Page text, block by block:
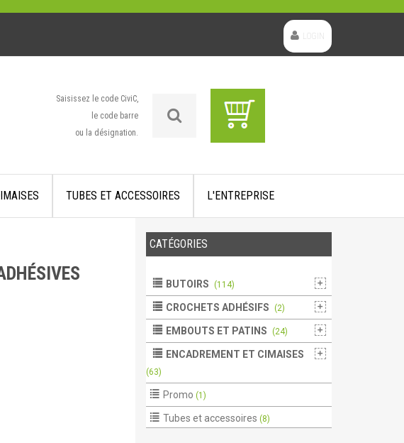
Saisissez le code CiviC,
le code barre
ou la désignation.
TUBES ET ACCESSOIRES L'ENTREPRISE
CATÉGORIES
BUTOIRS (114)
CROCHETS ADHÉSIFS (2)
EMBOUTS ET PATINS (24)
ENCADREMENT ET CIMAISES
(63)
Promo (1)
Tubes et accessoires (8)